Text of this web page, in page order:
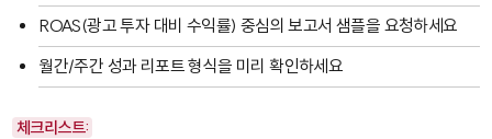
ROAS(광고 투자 대비 수익률) 중심의 보고서 샘플을 요청하세요
월간/주간 성과 리포트 형식을 미리 확인하세요
체크리스트: